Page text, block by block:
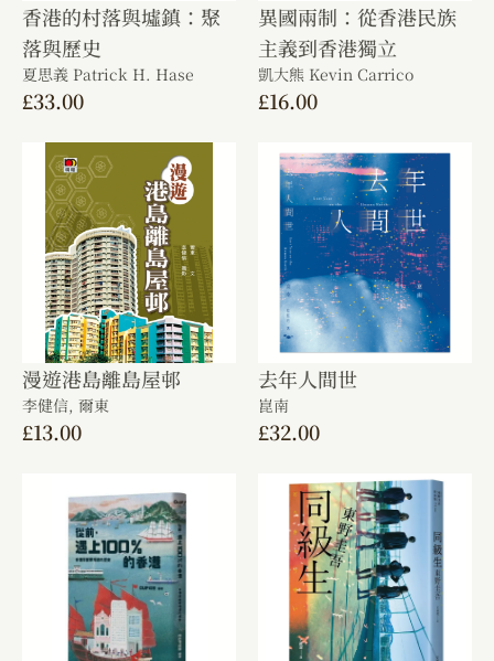
香港的村落與墟鎮：聚
落與歷史
夏思義 Patrick H. Hase
£33.00
異國兩制：從香港民族
主義到香港獨立
凱大熊 Kevin Carrico
£16.00
漫遊港島離島屋邨
李健信, 爾東
£13.00
去年人間世
崑南
£32.00